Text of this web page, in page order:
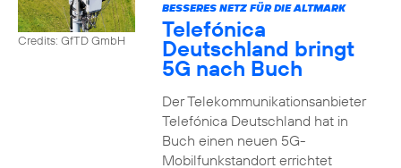
Credits: GfTD GmbH
BESSERES NETZ FÜR DIE ALTMARK
Telefónica
Deutschland bringt
5G nach Buch
Der Telekommunikationsanbieter
Telefónica Deutschland hat in
Buch einen neuen 5G-
Mobilfunkstandort errichtet